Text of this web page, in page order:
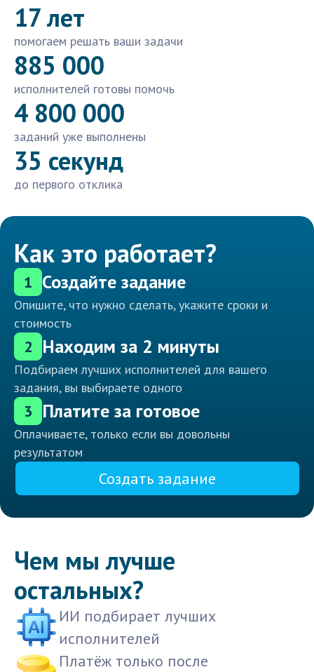
17 лет
помогаем решать ваши задачи
885 000
исполнителей готовы помочь
4 800 000
заданий уже выполнены
35 секунд
до первого отклика
Как это работает?
1 Создайте задание
Опишите, что нужно сделать, укажите сроки и
стоимость
2 Находим за 2 минуты
Подбираем лучших исполнителей для вашего
задания, вы выбираете одного
3 Платите за готовое
Оплачиваете, только если вы довольны
результатом
Создать задание
Чем мы лучше
остальных?
ИИ подбирает лучших
исполнителей
Платёж только после